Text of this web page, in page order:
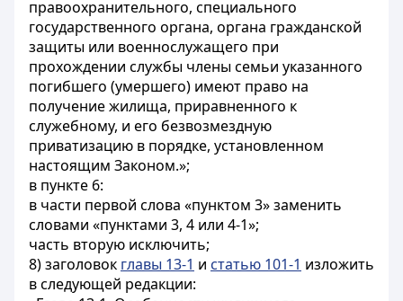
правоохранительного, специального
государственного органа, органа гражданской
защиты или военнослужащего при
прохождении службы члены семьи указанного
погибшего (умершего) имеют право на
получение жилища, приравненного к
служебному, и его безвозмездную
приватизацию в порядке, установленном
настоящим Законом.»;
в пункте 6:
в части первой слова «пунктом 3» заменить
словами «пунктами 3, 4 или 4-1»;
часть вторую исключить;
8) заголовок главы 13-1 и статью 101-1 изложить
в следующей редакции: